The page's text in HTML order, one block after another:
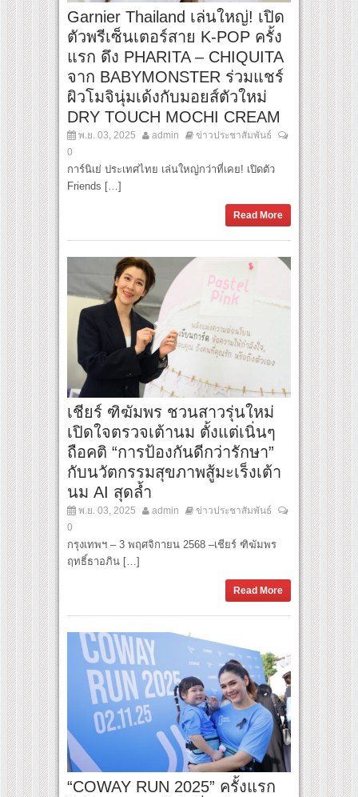
Garnier Thailand เล่นใหญ่! เปิด
ตัวพรีเซ็นเตอร์สาย K-POP ครั้ง
แรก ดึง PHARITA – CHIQUITA
จาก BABYMONSTER ร่วมแชร์
ผิวโมจินุ่มเด้งกับมอยส์ตัวใหม่
DRY TOUCH MOCHI CREAM
พ.ย. 03, 2025 admin
ข่าวประชาสัมพันธ์
0
การ์นิเย่ ประเทศไทย เล่นใหญ่กว่าที่เคย! เปิดตัว
Friends […]
Read More
เชียร์ ฑิฆัมพร ชวนสาวรุ่นใหม่
เปิดใจตรวจเต้านม ตั้งแต่เนิ่นๆ
ถือคติ “การป้องกันดีกว่ารักษา”
กับนวัตกรรมสุขภาพสู้มะเร็งเต้า
นม AI สุดล้ำ
พ.ย. 03, 2025 admin
ข่าวประชาสัมพันธ์
0
กรุงเทพฯ – 3 พฤศจิกายน 2568 –เชียร์ ฑิฆัมพร
ฤทธิ์ธาอภิน […]
Read More
“COWAY RUN 2025” ครั้งแรก